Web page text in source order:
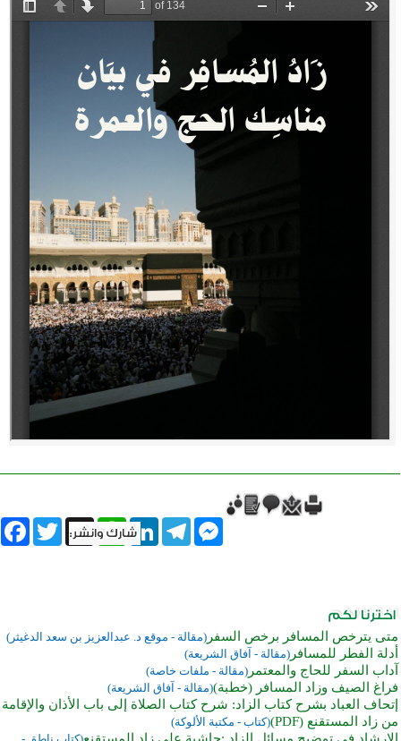
Twitter X
WhatsAppLinkedInTelegram
Messenger
متى يترخص المسافر برخص السفر (مقالة - موقع د. عبدالعزيز بن سعد الدغيثر)
أدلة الفطر للمسافر (مقالة - آفاق الشريعة)
آداب السفر للحاج والمعتمر (مقالة - ملفات خاصة)
فراغ الصيف وزاد المسافر (خطبة)(مقالة - آفاق الشريعة)
إتحاف العباد بشرح كتاب الزاد: شرح كتاب الصلاة إلى باب الأذان والإقامة
من زاد المستقنع (PDF)
(كتاب - مكتبة الألوكة)